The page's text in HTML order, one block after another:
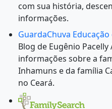
com sua história,
informações.
GuardaChuva
Blog de Eugênio
informações sobre a
Inhamuns e da família
no Ceará.